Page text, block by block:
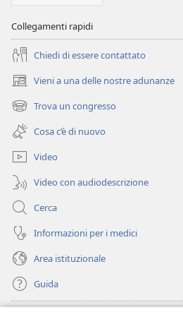
Collegamenti rapidi
Chiedi di essere contattato
Vieni a una delle nostre adunanze
(apre
una
nuova
finestra)
Trova un congresso
(apre
una
nuova
finestra)
Cosa c’è di nuovo
Video
Video con audiodescrizione
Cerca
Informazioni per i medici
Area istituzionale
Guida